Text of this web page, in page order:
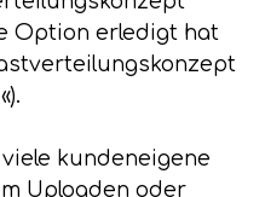
Option erledigt hat
kundeneigene
Uploaden oder